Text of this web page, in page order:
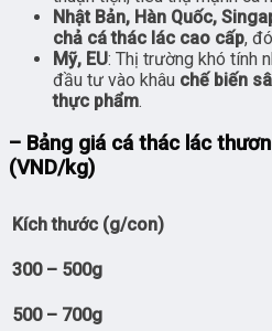
Nhật Bản, Hàn Quốc,
chả cá thác lác cao cấp,
Mỹ, EU: Thị trường khó tính
đầu tư vào khâu chế biến
thực phẩm.
– Bảng giá cá thác lác
(VND/kg)
Kích thước (g/con)
300 – 500g
500 – 700g